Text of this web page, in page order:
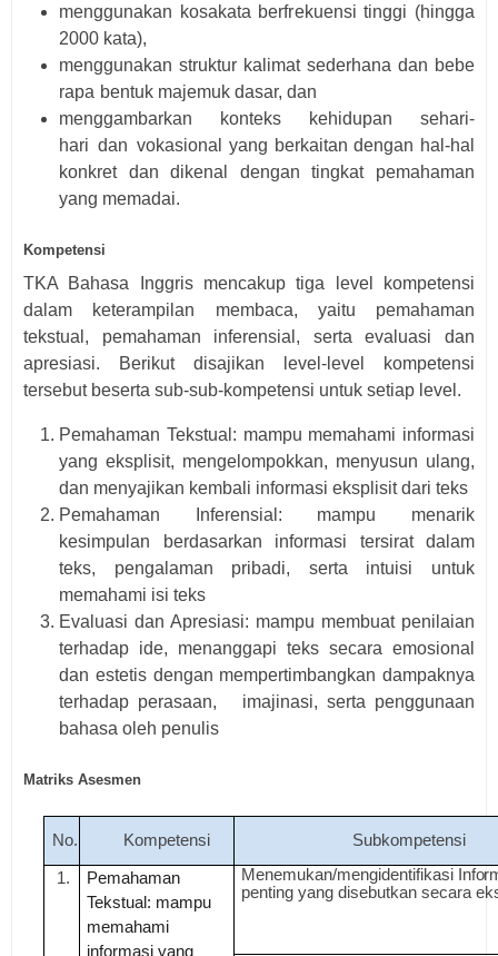
menggunakan kosakata berfrekuensi tinggi (hingga
2000 kata),
menggunakan struktur kalimat sederhana dan bebe
rapa bentuk majemuk dasar, dan
menggambarkan
konteks kehidupan sehari-
hari dan vokasional yang berkaitan dengan ha l-hal
konkret dan dikenal dengan tingkat pemahaman
yang memadai.
Kompetensi
TKA Bahasa Inggris mencakup tiga level kompetensi
dalam keterampilan membaca, yaitu pemahaman
tekstual, pemahaman inferensial, serta evaluasi dan
apresiasi. Berikut disajikan level-level kompetensi
tersebut beserta sub-sub-kompetensi untuk setiap level.
Pemahaman Tekstual: mampu memahami informasi
yang eksplisit, mengelompokkan, menyusun ulang,
dan menyajikan kembali informasi eksplisit dari teks
Pemahaman Inferensial: mampu menarik
kesimpulan berdasarkan informasi tersirat dalam
teks, pengalaman pribadi, serta intuisi untuk
memahami isi teks
Evaluasi dan Apresiasi: mampu membuat penilaian
terhadap ide, menanggapi teks secara emosional
dan estetis dengan mempertimbangkan dampaknya
terhadap perasaan, imajinasi, serta penggunaan
bahasa oleh penulis
Matriks Asesmen
No. Kompetensi Subkompetensi
1.
Pemahaman
Tekstual: mampu
memahami
informasi yang
Menemukan/mengidentifikasi Infor
penting yangdisebutkan secara